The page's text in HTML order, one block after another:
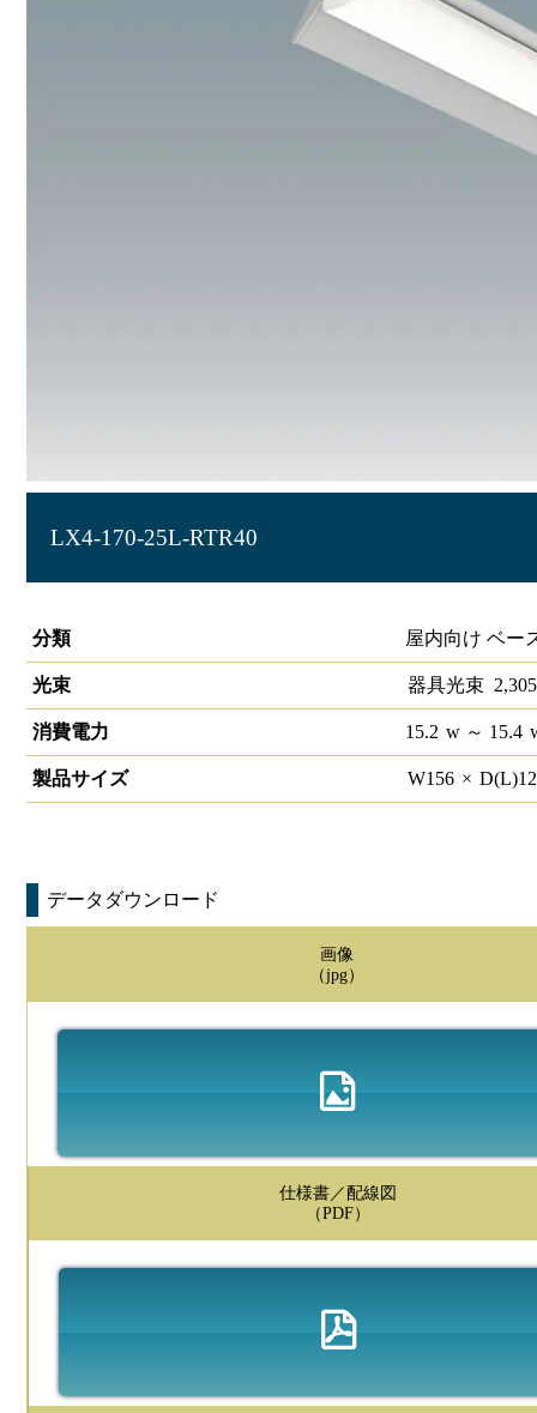
LX4-170-25L-RTR40
分類
屋内向け ベー
光束 器具光束 2,305
消費電力 15.2 w～ 15.4
製品サイズ W156 × D(L)
データダウンロード
画像
（jpg）
仕様書／配線図
（PDF）